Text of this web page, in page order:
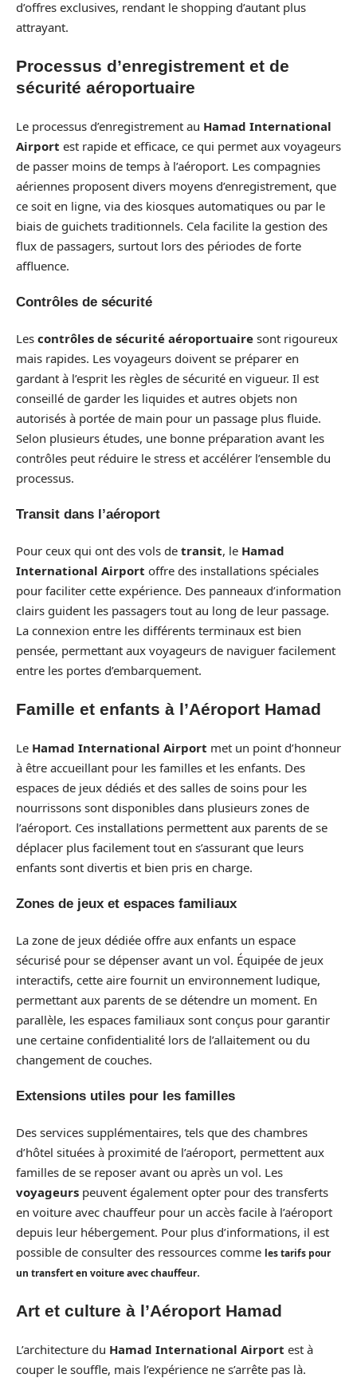
d’offres exclusives, rendant le shopping d’autant plus
attrayant.
Processus d’enregistrement et de
sécurité aéroportuaire
Le processus d’enregistrement au Hamad International
Airport est rapide et efficace, ce qui permet aux voyageurs
de passer moins de temps à l’aéroport. Les compagnies
aériennes proposent divers moyens d’enregistrement, que
ce soit en ligne, via des kiosques automatiques ou par le
biais de guichets traditionnels. Cela facilite la gestion des
flux de passagers, surtout lors des périodes de forte
affluence.
Contrôles de sécurité
Les contrôles de sécurité aéroportuaire sont rigoureux
mais rapides. Les voyageurs doivent se préparer en
gardant à l’esprit les règles de sécurité en vigueur. Il est
conseillé de garder les liquides et autres objets non
autorisés à portée de main pour un passage plus fluide.
Selon plusieurs études, une bonne préparation avant les
contrôles peut réduire le stress et accélérer l’ensemble du
processus.
Transit dans l’aéroport
Pour ceux qui ont des vols de transit, le Hamad
International Airport offre des installations spéciales
pour faciliter cette expérience. Des panneaux d’information
clairs guident les passagers tout au long de leur passage.
La connexion entre les différents terminaux est bien
pensée, permettant aux voyageurs de naviguer facilement
entre les portes d’embarquement.
Famille et enfants à l’Aéroport Hamad
Le Hamad International Airport met un point d’honneur
à être accueillant pour les familles et les enfants. Des
espaces de jeux dédiés et des salles de soins pour les
nourrissons sont disponibles dans plusieurs zones de
l’aéroport. Ces installations permettent aux parents de se
déplacer plus facilement tout en s’assurant que leurs
enfants sont divertis et bien pris en charge.
Zones de jeux et espaces familiaux
La zone de jeux dédiée offre aux enfants un espace
sécurisé pour se dépenser avant un vol. Équipée de jeux
interactifs, cette aire fournit un environnement ludique,
permettant aux parents de se détendre un moment. En
parallèle, les espaces familiaux sont conçus pour garantir
une certaine confidentialité lors de l’allaitement ou du
changement de couches.
Extensions utiles pour les familles
Des services supplémentaires, tels que des chambres
d’hôtel situées à proximité de l’aéroport, permettent aux
familles de se reposer avant ou après un vol. Les
voyageurs peuvent également opter pour des transferts
en voiture avec chauffeur pour un accès facile à l’aéroport
depuis leur hébergement. Pour plus d’informations, il est
possible de consulter des ressources comme les tarifs pour
un transfert en voiture avec chauffeur.
Art et culture à l’Aéroport Hamad
L’architecture du Hamad International Airport est à
couper le souffle, mais l’expérience ne s’arrête pas là.